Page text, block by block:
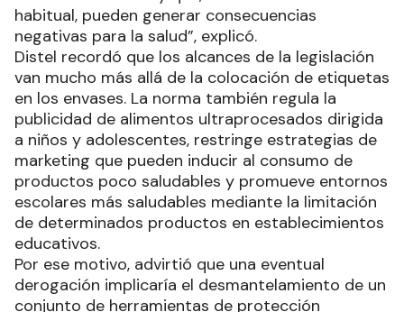
habitual, pueden generar consecuencias
negativas para la salud”, explicó.
Distel recordó que los alcances de la legislación
van mucho más allá de la colocación de etiquetas
en los envases. La norma también regula la
publicidad de alimentos ultraprocesados dirigida
a niños y adolescentes, restringe estrategias de
marketing que pueden inducir al consumo de
productos poco saludables y promueve entornos
escolares más saludables mediante la limitación
de determinados productos en establecimientos
educativos.
Por ese motivo, advirtió que una eventual
derogación implicaría el desmantelamiento de un
conjunto de herramientas de protección